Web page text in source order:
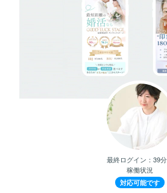
最終ログイン： 39
稼働状況
対応可能です